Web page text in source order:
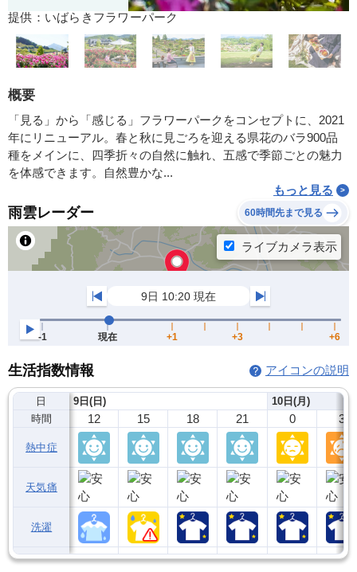
提供：いばらきフラワーパーク
概要
「見る」から「感じる」フラワーパークをコンセプトに、2021
年にリニューアル。春と秋に見ごろを迎える県花のバラ900品
種をメインに、四季折々の自然に触れ、五感で季節ごとの魅力
を体感できます。自然豊かな...
もっと見る
雨雲レーダー 60時間先まで見る
生活指数情報 アイコンの説明
日
時間
熱中症
天気痛
洗濯
9日(日)
12 15 18 21
10日(月)
0 3